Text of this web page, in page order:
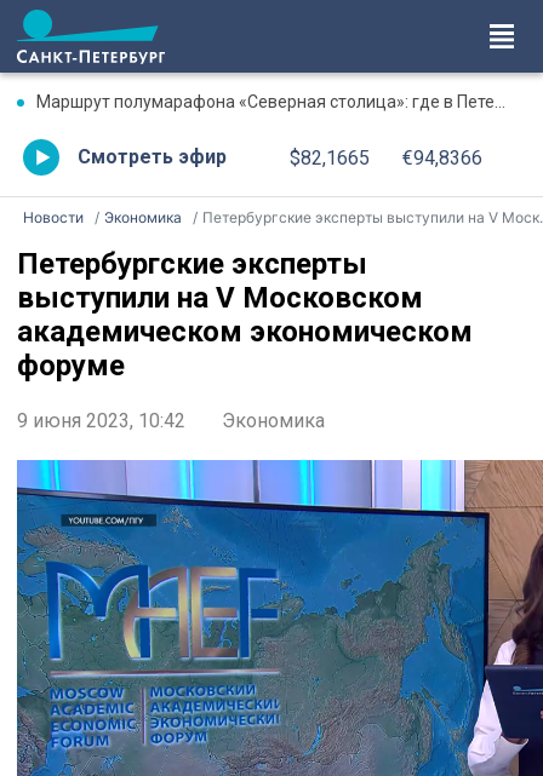
Маршрут полумарафона «Северная столица»: где в Петербурге будут перекрыты дороги 9 августа
Смотреть эфир $82,1665 €94,8366
Новости Экономика Петербургские эксперты выступили на V Московском академическом экономическом форуме
Петербургские эксперты
выступили на V Московском
академическом экономическом
форуме
9 июня 2023, 10:42 Экономика